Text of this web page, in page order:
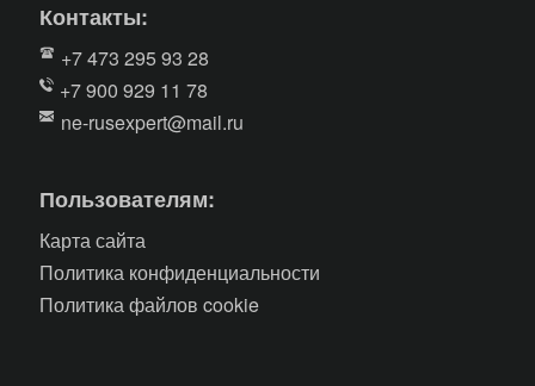
Контакты:
+7 473 295 93 28
+7 900 929 11 78
ne-rusexpert@mail.ru
Пользователям:
Карта сайта
Политика конфиденциальности
Политика файлов cookie